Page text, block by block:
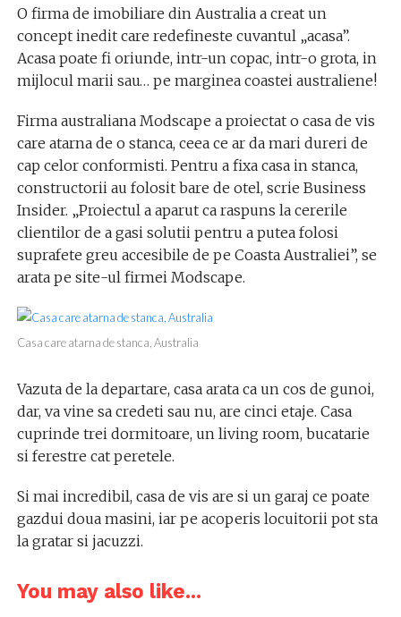
O firma de imobiliare din Australia a creat un
concept inedit care redefineste cuvantul „acasa”.
Acasa poate fi oriunde, intr-un copac, intr-o grota, in
mijlocul marii sau… pe marginea coastei australiene!
Firma australiana Modscape a proiectat o casa de vis
care atarna de o stanca, ceea ce ar da mari dureri de
cap celor conformisti. Pentru a fixa casa in stanca,
constructorii au folosit bare de otel, scrie Business
Insider. „Proiectul a aparut ca raspuns la cererile
clientilor de a gasi solutii pentru a putea folosi
suprafete greu accesibile de pe Coasta Australiei”, se
arata pe site-ul firmei Modscape.
Casa care atarna de stanca, Australia
Vazuta de la departare, casa arata ca un cos de gunoi,
dar, va vine sa credeti sau nu, are cinci etaje. Casa
cuprinde trei dormitoare, un living room, bucatarie
si ferestre cat peretele.
Si mai incredibil, casa de vis are si un garaj ce poate
gazdui doua masini, iar pe acoperis locuitorii pot sta
la gratar si jacuzzi.
You may also like...